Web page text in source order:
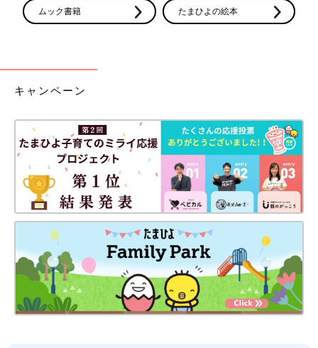
もいたのですが、その人にも“何か気になるね”と言われて、第三
者が見てもそう感じるんだ…と思い、不安でいっぱいな日々が続
お話・写真提供／アップルビー・沙織さん、監修／露崎悠先生
（神奈川県立こども医療センター 神経内科医長、 小児科
「笑っていても笑い声が聞こえない。寝
ないで泣いてばかり」わが子が診断がつ
きにくい難病・アンジェルマン症候群と
わかるまで【体験談】
日本に住む5歳のアップルビー・リッキーくん
も、1歳11カ月のときにアンジェルマン症候群
と診断されました。診断がつくまでは「なぜ言
葉が出ないのか？」「なぜ歩けないのか？」検
査をしてもわからなかったと言います。ママの
沙織さんに、リッキーくんの発達の様子やアン
ジェルマン症候群を疑うきっかけについて話を
聞きました。
アンジェルマン症候群はまれな病気のため、初めからアンジェル
マン症候群を疑って検査をしないと見つけにくいと言います。一
般的な血液検査だけではアンジェルマン症候群は見つかりませ
ん。またこの病気は、今のところ有効な治療法が確立されておら
ず、対症療法が中心となります。早期に発見されても進行を遅ら
せたりすることはできないそうです。
ムック書籍 たまひよの絵本
キャンペーン